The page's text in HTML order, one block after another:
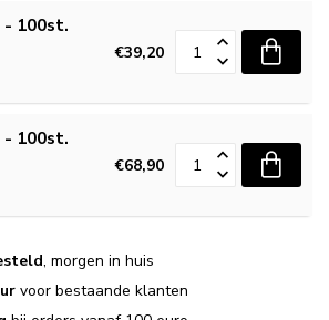
- 100st.
€39,20
- 100st.
€68,90
, morgen in huis
voor bestaande klanten